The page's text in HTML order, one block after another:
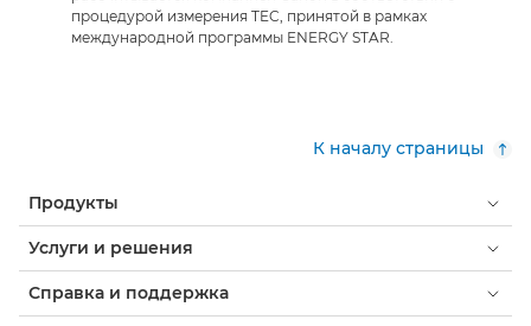
процедурой измерения TEC, принятой в рамках
международной программы ENERGY STAR.
К началу страницы
Продукты
Услуги и решения
Справка и поддержка